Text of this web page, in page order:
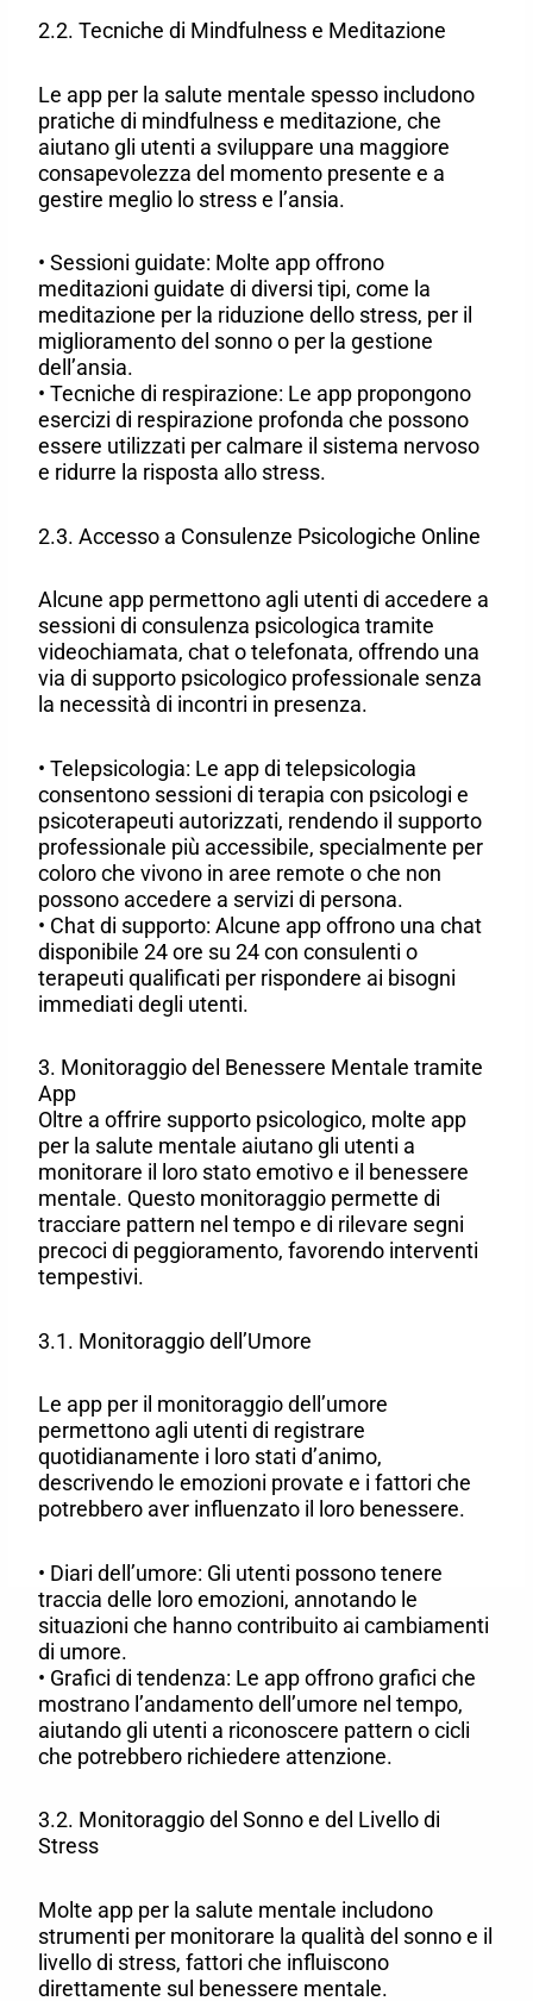
2.2. Tecniche di Mindfulness e Meditazione
Le app per la salute mentale spesso includono
pratiche di mindfulness e meditazione, che
aiutano gli utenti a sviluppare una maggiore
consapevolezza del momento presente e a
gestire meglio lo stress e l’ansia.
• Sessioni guidate: Molte app offrono
meditazioni guidate di diversi tipi, come la
meditazione per la riduzione dello stress, per il
miglioramento del sonno o per la gestione
dell’ansia.
• Tecniche di respirazione: Le app propongono
esercizi di respirazione profonda che possono
essere utilizzati per calmare il sistema nervoso
e ridurre la risposta allo stress.
2.3. Accesso a Consulenze Psicologiche Online
Alcune app permettono agli utenti di accedere a
sessioni di consulenza psicologica tramite
videochiamata, chat o telefonata, offrendo una
via di supporto psicologico professionale senza
la necessità di incontri in presenza.
• Telepsicologia: Le app di telepsicologia
consentono sessioni di terapia con psicologi e
psicoterapeuti autorizzati, rendendo il supporto
professionale più accessibile, specialmente per
coloro che vivono in aree remote o che non
possono accedere a servizi di persona.
• Chat di supporto: Alcune app offrono una chat
disponibile 24 ore su 24 con consulenti o
terapeuti qualificati per rispondere ai bisogni
immediati degli utenti.
3. Monitoraggio del Benessere Mentale tramite
App
Oltre a offrire supporto psicologico, molte app
per la salute mentale aiutano gli utenti a
monitorare il loro stato emotivo e il benessere
mentale. Questo monitoraggio permette di
tracciare pattern nel tempo e di rilevare segni
precoci di peggioramento, favorendo interventi
tempestivi.
3.1. Monitoraggio dell’Umore
Le app per il monitoraggio dell’umore
permettono agli utenti di registrare
quotidianamente i loro stati d’animo,
descrivendo le emozioni provate e i fattori che
potrebbero aver influenzato il loro benessere.
• Diari dell’umore: Gli utenti possono tenere
traccia delle loro emozioni, annotando le
situazioni che hanno contribuito ai cambiamenti
di umore.
• Grafici di tendenza: Le app offrono grafici che
mostrano l’andamento dell’umore nel tempo,
aiutando gli utenti a riconoscere pattern o cicli
che potrebbero richiedere attenzione.
3.2. Monitoraggio del Sonno e del Livello di
Stress
Molte app per la salute mentale includono
strumenti per monitorare la qualità del sonno e il
livello di stress, fattori che influiscono
direttamente sul benessere mentale.